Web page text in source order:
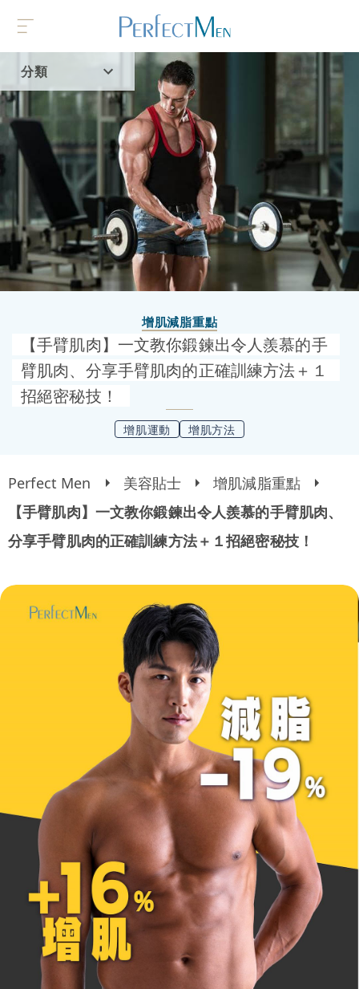
分類
首頁
流行趨勢
增肌減脂重點
【手臂肌肉】一文教你鍛鍊出令人羨慕的手
臂肌肉、分享手臂肌肉的正確訓練方法＋１
招絕密秘技！
增肌運動 增肌方法
Perfect Men 美容貼士
增肌減脂重點
【手臂肌肉】一文教你鍛鍊出令人羨慕的手臂肌肉、
分享手臂肌肉的正確訓練方法＋１招絕密秘技！